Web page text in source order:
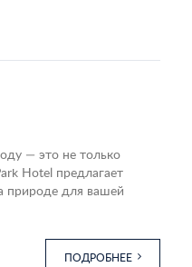
— это не только
Hotel предлагает
природе для вашей
ПОДРОБНЕЕ